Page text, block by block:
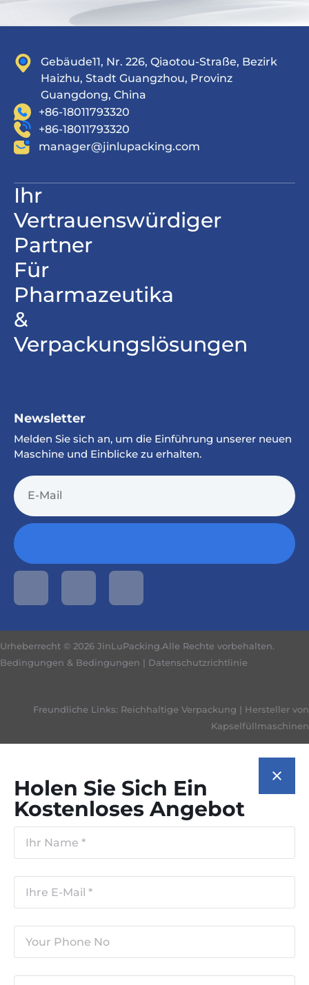
Gebäude11, Nr. 226, Qiaotou-Straße, Bezirk
Haizhu, Stadt Guangzhou, Provinz
Guangdong, China
+86-18011793320
+86-18011793320
manager@jinlupacking.com
Ihr
Vertrauenswürdiger
Partner
Für
Pharmazeutika
&
Verpackungslösungen
Newsletter
Melden Sie sich an, um die Einführung unserer neuen
Maschine und Einblicke zu erhalten.
Urheberrecht © 2026 JinLuPacking.Alle Rechte vorbehalten.
Bedingungen & Bedingungen | Datenschutzrichtlinie
Freundliche Links: Reichhaltige Verpackung | Hersteller von
Kapselfüllmaschinen
Holen Sie Sich Ein
Kostenloses Angebot